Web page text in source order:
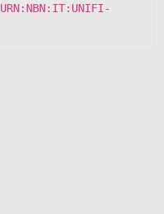
URN:NBN:IT:UNIFI-